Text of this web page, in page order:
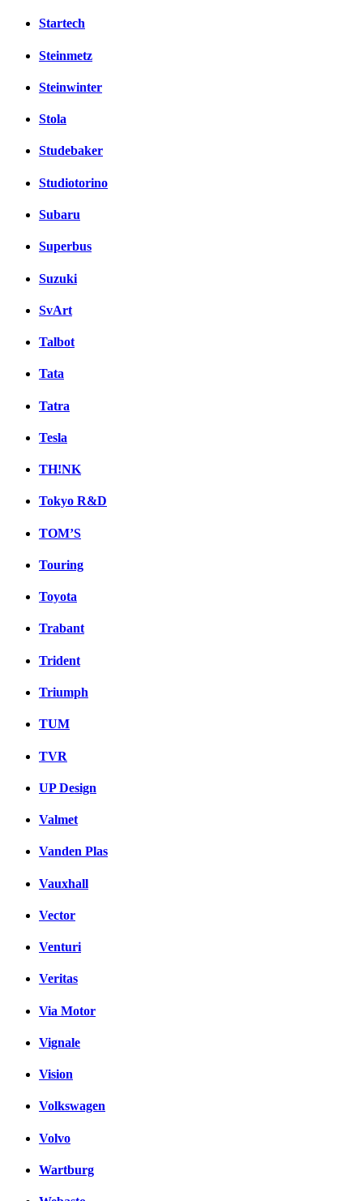
Startech
Steinmetz
Steinwinter
Stola
Studebaker
Studiotorino
Subaru
Superbus
Suzuki
SvArt
Talbot
Tata
Tatra
Tesla
TH!NK
Tokyo R&D
TOM’S
Touring
Toyota
Trabant
Trident
Triumph
TUM
TVR
UP Design
Valmet
Vanden Plas
Vauxhall
Vector
Venturi
Veritas
Via Motor
Vignale
Vision
Volkswagen
Volvo
Wartburg